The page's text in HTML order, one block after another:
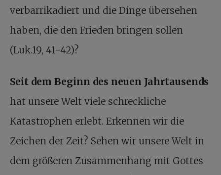
verbarrikadiert und die Dinge übersehen
haben, die den Frieden bringen sollen
(Luk.19, 41-42)?
Seit dem Beginn des neuen Jahrtausends
hat unsere Welt viele schreckliche
Katastrophen erlebt. Erkennen wir die
Zeichen der Zeit? Sehen wir unsere Welt in
dem größeren Zusammenhang mit Gottes